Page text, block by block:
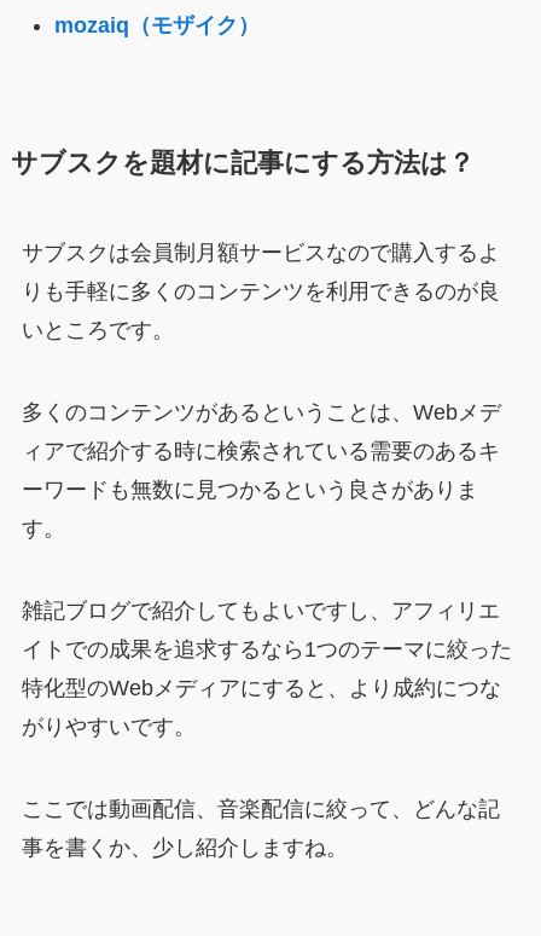
mozaiq（モザイク）
サブスクを題材に記事にする方法は？
サブスクは会員制月額サービスなので購入するよ
りも手軽に多くのコンテンツを利用できるのが良
いところです。
多くのコンテンツがあるということは、Webメデ
ィアで紹介する時に検索されている需要のあるキ
ーワードも無数に見つかるという良さがありま
す。
雑記ブログで紹介してもよいですし、アフィリエ
イトでの成果を追求するなら1つのテーマに絞った
特化型のWebメディアにすると、より成約につな
がりやすいです。
ここでは動画配信、音楽配信に絞って、どんな記
事を書くか、少し紹介しますね。